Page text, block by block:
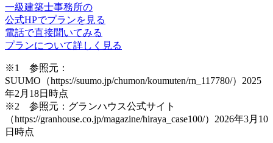
一級建築士事務所の
公式HPでプランを見る
電話で直接聞いてみる
プランについて詳しく見る
※1 参照元：
SUUMO（https://suumo.jp/chumon/koumuten/rn_117780/）2025
年2月18日時点
※2 参照元：グランハウス公式サイト
（https://granhouse.co.jp/magazine/hiraya_case100/）2026年3月10
日時点